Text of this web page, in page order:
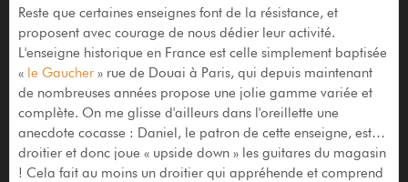
Reste que certaines enseignes font de la résistance, et
proposent avec courage de nous dédier leur activité.
L'enseigne historique en France est celle simplement baptisée
« le Gaucher» rue de Douai à Paris, qui depuis maintenant
de nombreuses années propose une jolie gamme variée et
complète. On me glisse d'ailleurs dans l'oreillette une
anecdote cocasse : Daniel, le patron de cette enseigne, est…
droitier et donc joue « upside down » les guitares du magasin
! Cela fait au moins un droitier qui appréhende et comprend